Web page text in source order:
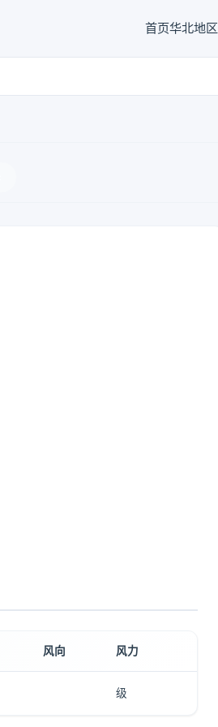
首页华北地区
风向 风力
级